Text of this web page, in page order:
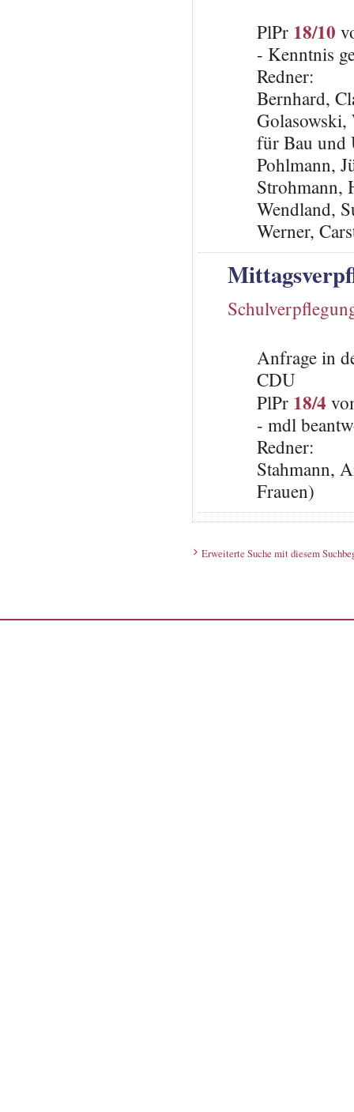
PlPr 18/10
- Kenntnis
Redner:
Bernhard,
Golasowski,
für Bau und
Pohlmann,
Strohmann,
Wendland,
Werner,
Anfrage in
CDU
PlPr 18/4
- mdl
Redner:
Stahmann,
Frauen)
Erweiterte Suche mit diesem